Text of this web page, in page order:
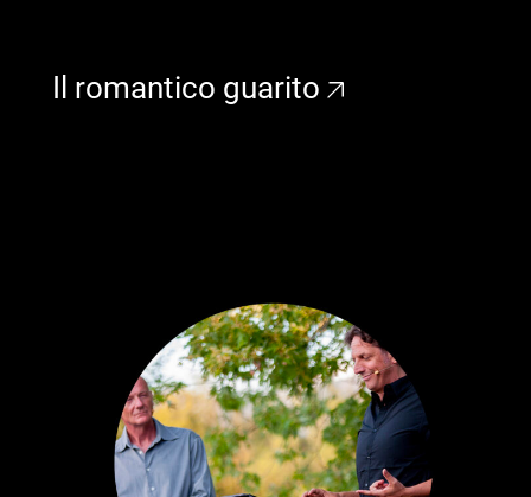
Il romantico guarito